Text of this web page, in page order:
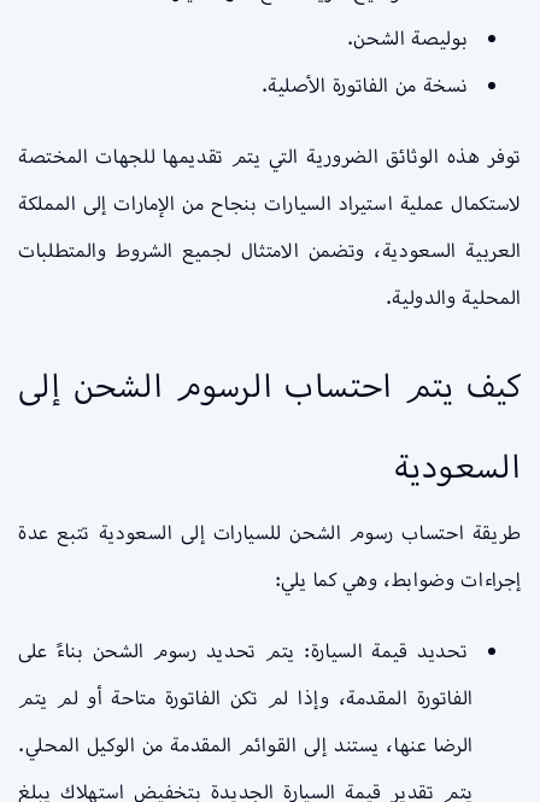
بوليصة الشحن.
نسخة من الفاتورة الأصلية.
توفر هذه الوثائق الضرورية التي يتم تقديمها للجهات المختصة
لاستكمال عملية استيراد السيارات بنجاح من الإمارات إلى المملكة
العربية السعودية، وتضمن الامتثال لجميع الشروط والمتطلبات
المحلية والدولية.
كيف يتم احتساب الرسوم الشحن إلى
السعودية
طريقة احتساب رسوم الشحن للسيارات إلى السعودية تتبع عدة
إجراءات وضوابط، وهي كما يلي:
تحديد قيمة السيارة: يتم تحديد رسوم الشحن بناءً على
الفاتورة المقدمة، وإذا لم تكن الفاتورة متاحة أو لم يتم
الرضا عنها، يستند إلى القوائم المقدمة من الوكيل المحلي.
يتم تقدير قيمة السيارة الجديدة بتخفيض استهلاك يبلغ